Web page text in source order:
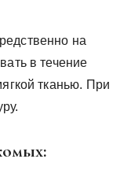
на
в течение
тканью. При